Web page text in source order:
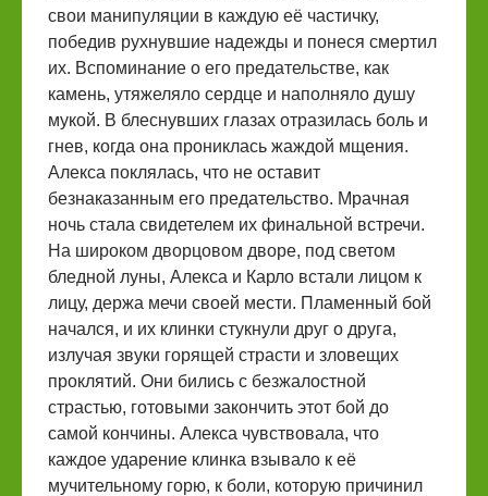
свои манипуляции в каждую её частичку,
победив рухнувшие надежды и понеся смертил
их. Вспоминание о его предательстве, как
камень, утяжеляло сердце и наполняло душу
мукой. В блеснувших глазах отразилась боль и
гнев, когда она прониклась жаждой мщения.
Алекса поклялась, что не оставит
безнаказанным его предательство. Мрачная
ночь стала свидетелем их финальной встречи.
На широком дворцовом дворе, под светом
бледной луны, Алекса и Карло встали лицом к
лицу, держа мечи своей мести. Пламенный бой
начался, и их клинки стукнули друг о друга,
излучая звуки горящей страсти и зловещих
проклятий. Они бились с безжалостной
страстью, готовыми закончить этот бой до
самой кончины. Алекcа чувствовала, что
каждое ударение клинка взывало к её
мучительному горю, к боли, которую причинил